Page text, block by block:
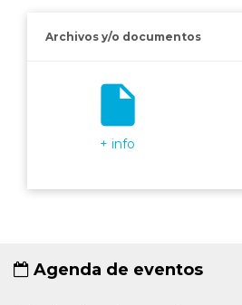
Archivos y/o documentos
insert_drive_file
+ info
Agenda de eventos